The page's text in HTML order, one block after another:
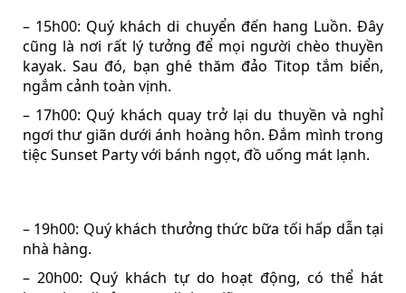
– 15h00: Quý khách di chuyển đến hang Luồn. Đây
cũng là nơi rất lý tưởng để mọi người chèo thuyền
kayak. Sau đó, bạn ghé thăm đảo Titop tắm biển,
ngắm cảnh toàn vịnh.
– 17h00: Quý khách quay trở lại du thuyền và nghỉ
ngơi thư giãn dưới ánh hoàng hôn. Đắm mình trong
tiệc Sunset Party với bánh ngọt, đồ uống mát lạnh.
– 19h00: Quý khách thưởng thức bữa tối hấp dẫn tại
nhà hàng.
– 20h00: Quý khách tự do hoạt động, có thể hát